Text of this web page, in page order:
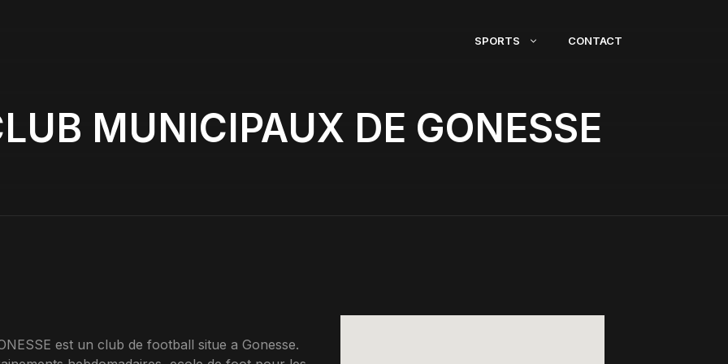
SPORTS CONTACT
MUNICIPAUX DE GONESSE
est un club de football situe a Gonesse.